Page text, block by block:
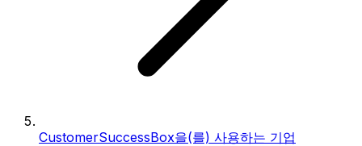
CustomerSuccessBox을(를) 사용하는 기업